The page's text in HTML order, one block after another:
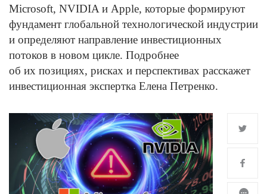
Microsoft, NVIDIA и Apple, которые формируют
фундамент глобальной технологической индустрии
и определяют направление инвестиционных
потоков в новом цикле. Подробнее
об их позициях, рисках и перспективах расскажет
инвестиционная экспертка Елена Петренко.